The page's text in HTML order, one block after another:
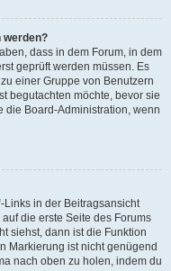
werden?
dass in dem Forum, in dem
geprüft werden müssen. Es
einer Gruppe von Benutzern
begutachten möchte, bevor sie
die Board-Administration, wenn
Links in der Beitragsansicht
die erste Seite des Forums
siehst, dann ist die Funktion
Markierung ist nicht genügend
nach oben zu holen, indem du